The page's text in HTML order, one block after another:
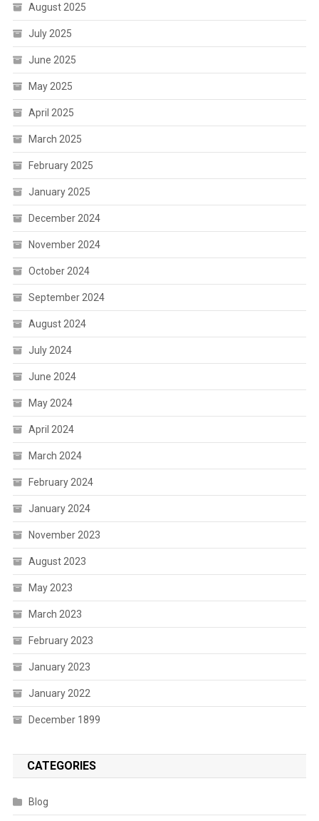
August 2025
July 2025
June 2025
May 2025
April 2025
March 2025
February 2025
January 2025
December 2024
November 2024
October 2024
September 2024
August 2024
July 2024
June 2024
May 2024
April 2024
March 2024
February 2024
January 2024
November 2023
August 2023
May 2023
March 2023
February 2023
January 2023
January 2022
December 1899
CATEGORIES
Blog